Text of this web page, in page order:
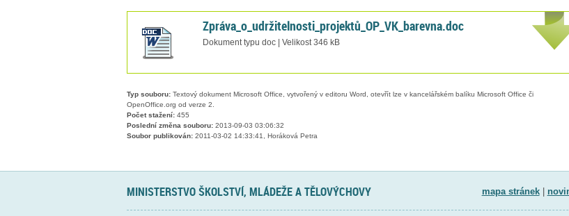
Zpráva_o_udržitelnosti_projektů_OP_VK_barevna.doc
Dokument typu doc | Velikost 346 kB
Typ souboru: Textový dokument Microsoft Office, vytvořený v editoru Word, otevřít lze v kancelářském balíku Microsoft Office či
OpenOffice.org od verze 2.
Počet stažení: 455
Poslední změna souboru: 2013-09-03 03:06:32
Soubor publikován: 2011-03-02 14:33:41, Horáková Petra
MINISTERSTVO ŠKOLSTVÍ, MLÁDEŽE A TĚLOVÝCHOVY mapa stránek|